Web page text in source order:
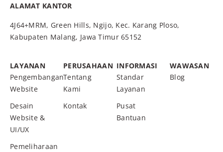
ALAMAT KANTOR
4J64+MRM, Green Hills, Ngijo, Kec. Karang Ploso,
Kabupaten Malang, Jawa Timur 65152
LAYANAN
Pengembangan
Website
Desain
Website &
UI/UX
Pemeliharaan
PERUSAHAAN
Tentang
Kami
Kontak
INFORMASI
Standar
Layanan
Pusat
Bantuan
WAWASAN
Blog